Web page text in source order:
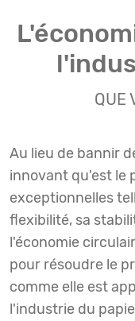
QUE
Au lieu de bannir
innovant qu'est le
exceptionnelles
flexibilité, sa
l'économie
pour résoudre le
comme elle est
l'industrie du